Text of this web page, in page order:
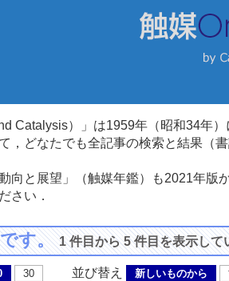
Catalysis）」は1959年（昭和34年
，どなたでも全記事の検索と結果（
向と展望」（触媒年鑑）も2021年
さい．
す。1 件目から 5 件目を表示して
30 並び替え 新しいものから